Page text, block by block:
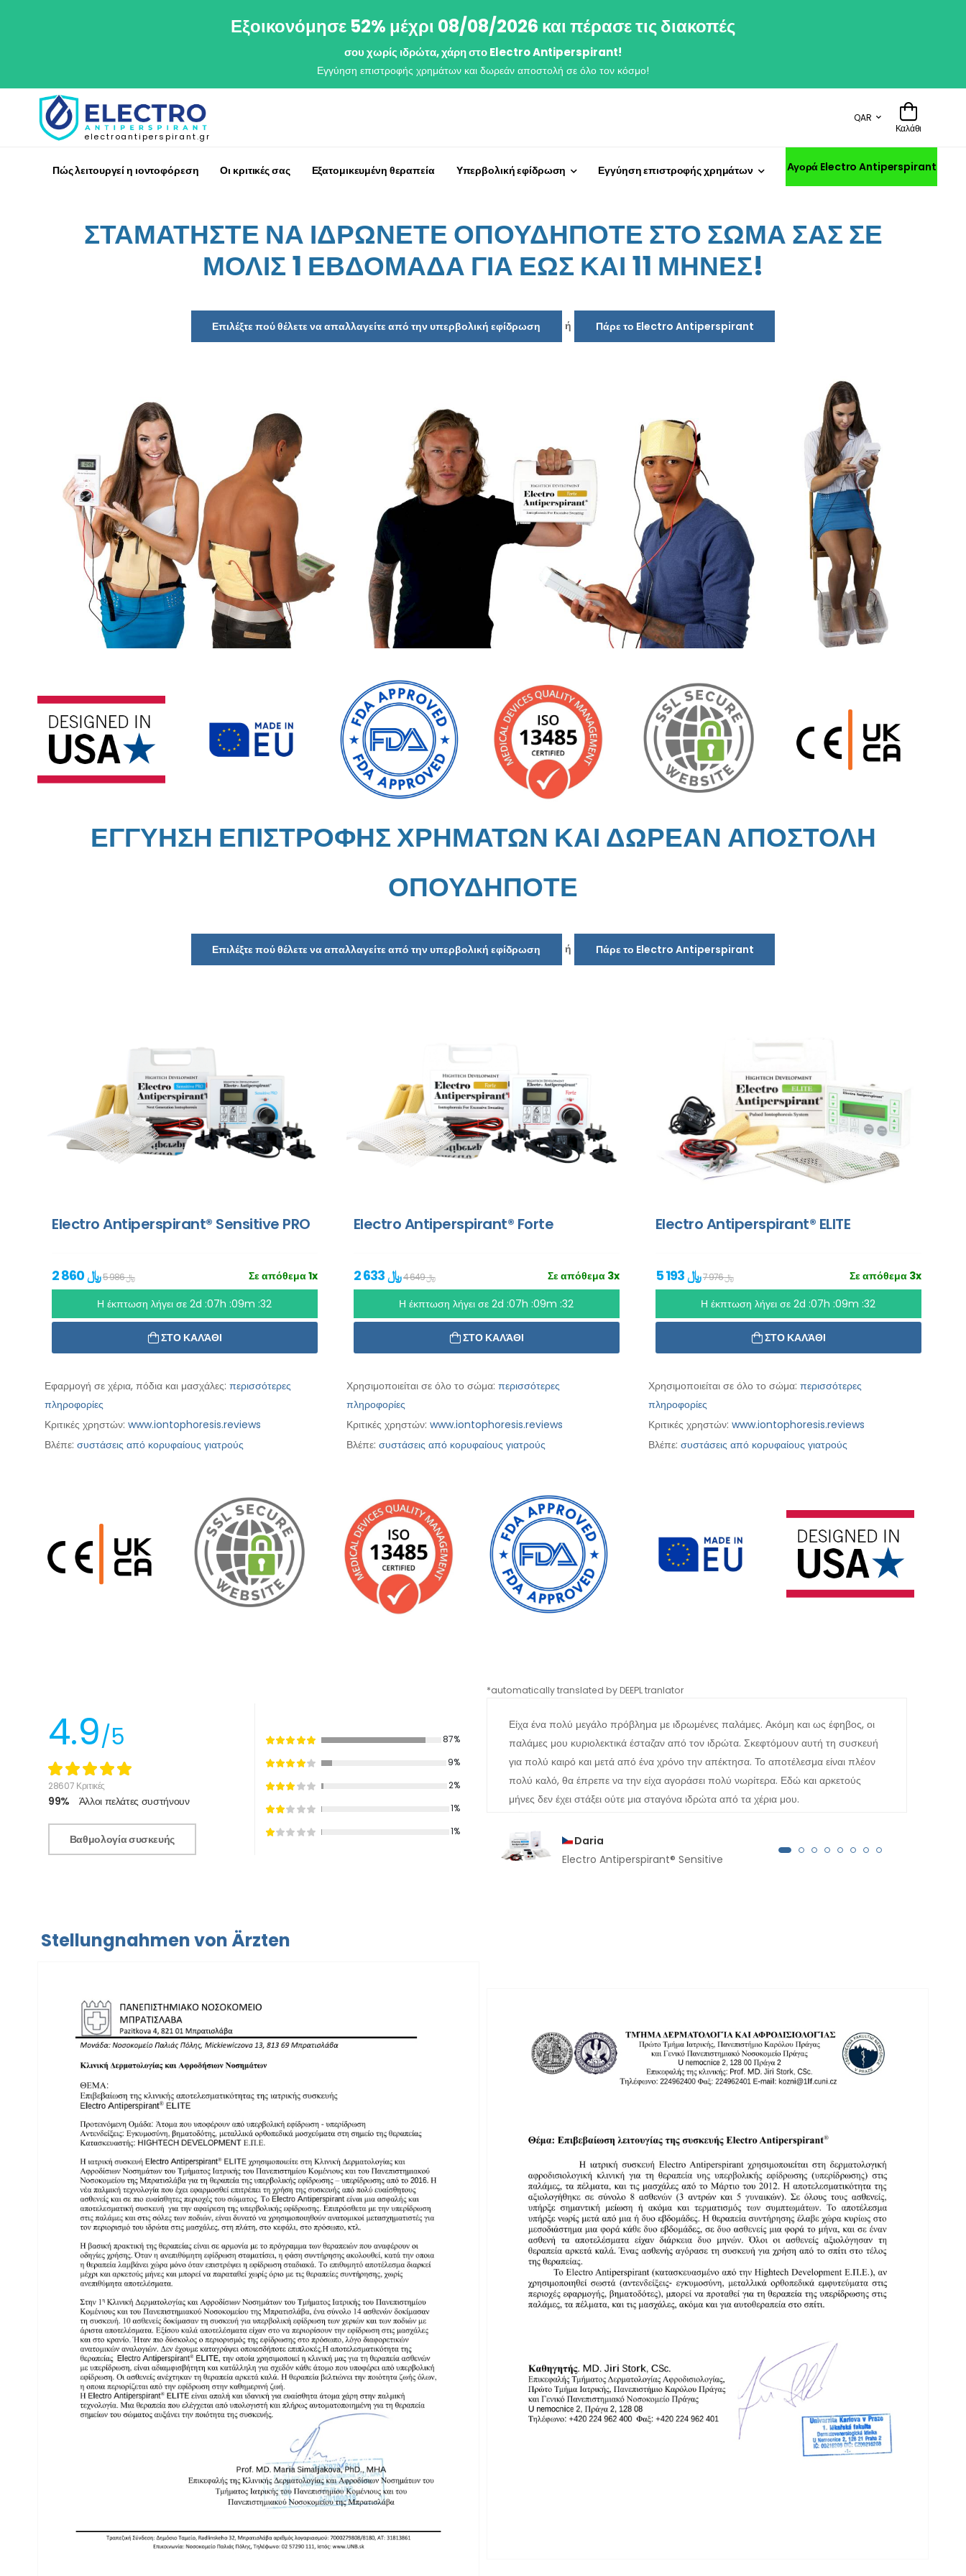
Εξοικονόμησε 52% μέχρι 08/08/2026 και πέρασε τις διακοπές
σου χωρίς ιδρώτα, χάρη στο Electro Antiperspirant!
Εγγύηση επιστροφής χρημάτων και δωρεάν αποστολή σε όλο τον κόσμο!
electroantiperspirant.gr
QAR
Καλάθι
Πώς λειτουργεί η ιοντοφόρεση Οι κριτικές σας Εξατομικευμένη θεραπεία Υπερβολική εφίδρωση Εγγύηση επιστροφής χρημάτων Αγορά Electro Antiperspirant
ΣΤΑΜΑΤΗΣΤΕ ΝΑ ΙΔΡΩΝΕΤΕ ΟΠΟΥΔΗΠΟΤΕ ΣΤΟ ΣΩΜΑ ΣΑΣ ΣΕ
ΜΟΛΙΣ 1 ΕΒΔΟΜΑΔΑ ΓΙΑ ΕΩΣ ΚΑΙ 11 ΜΗΝΕΣ!
Επιλέξτε πού θέλετε να απαλλαγείτε από την υπερβολική εφίδρωση ή Πάρε το Electro Antiperspirant
ΕΓΓΥΗΣΗ ΕΠΙΣΤΡΟΦΗΣ ΧΡΗΜΑΤΩΝ ΚΑΙ ΔΩΡΕΑΝ ΑΠΟΣΤΟΛΗ
ΟΠΟΥΔΗΠΟΤΕ
Επιλέξτε πού θέλετε να απαλλαγείτε από την υπερβολική εφίδρωση ή Πάρε το Electro Antiperspirant
Electro Antiperspirant® Sensitive PRO
Σε απόθεμα 1x 2 860 ﷼ 5 986 ﷼
Η έκπτωση λήγει σε 2d :07h :09m :30
ΣΤΟ ΚΑΛΆΘΙ
Εφαρμογή σε χέρια, πόδια και μασχάλες: περισσότερες
πληροφορίες
Κριτικές χρηστών: www.iontophoresis.reviews
Βλέπε: συστάσεις από κορυφαίους γιατρούς
Electro Antiperspirant® Forte
Σε απόθεμα 3x 2 633 ﷼ 4 649 ﷼
Η έκπτωση λήγει σε 2d :07h :09m :30
ΣΤΟ ΚΑΛΆΘΙ
Χρησιμοποιείται σε όλο το σώμα: περισσότερες
πληροφορίες
Κριτικές χρηστών: www.iontophoresis.reviews
Βλέπε: συστάσεις από κορυφαίους γιατρούς
Electro Antiperspirant® ELITE
Σε απόθεμα 3x 5 193 ﷼ 7 976 ﷼
Η έκπτωση λήγει σε 2d :07h :09m :30
ΣΤΟ ΚΑΛΆΘΙ
Χρησιμοποιείται σε όλο το σώμα: περισσότερες
πληροφορίες
Κριτικές χρηστών: www.iontophoresis.reviews
Βλέπε: συστάσεις από κορυφαίους γιατρούς
4.9/5
28607 Κριτικές
99% Άλλοι πελάτες συστήνουν
Βαθμολογία συσκευής
87%
9%
2%
1%
1%
*automatically translated by DEEPL tranlator
Είχα ένα πολύ μεγάλο πρόβλημα με ιδρωμένες παλάμες. Ακόμη και ως έφηβος, οι
παλάμες μου κυριολεκτικά έσταζαν από τον ιδρώτα. Σκεφτόμουν αυτή τη συσκευή
για πολύ καιρό και μετά από ένα χρόνο την απέκτησα. Το αποτέλεσμα είναι πλέον
πολύ καλό, θα έπρεπε να την είχα αγοράσει πολύ νωρίτερα. Εδώ και αρκετούς
μήνες δεν έχει στάξει ούτε μια σταγόνα ιδρώτα από τα χέρια μου.
Daria
Electro Antiperspirant® Sensitive
Stellungnahmen von Ärzten